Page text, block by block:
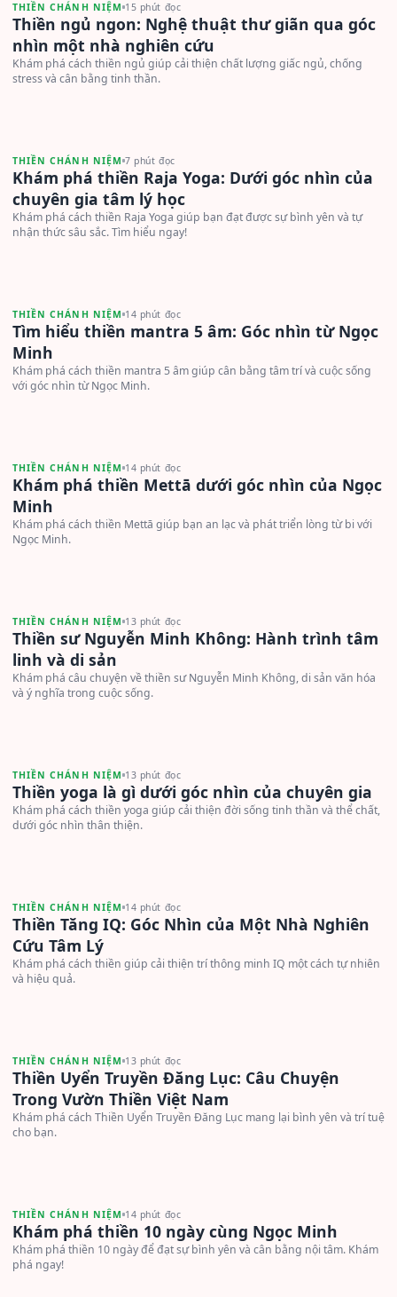
THIỀN CHÁNH NIỆM 15 phút đọc
Thiền ngủ ngon: Nghệ thuật thư giãn qua góc
nhìn một nhà nghiên cứu
Khám phá cách thiền ngủ giúp cải thiện chất lượng giấc ngủ, chống
stress và cân bằng tinh thần.
THIỀN CHÁNH NIỆM 7 phút đọc
Khám phá thiền Raja Yoga: Dưới góc nhìn của
chuyên gia tâm lý học
Khám phá cách thiền Raja Yoga giúp bạn đạt được sự bình yên và tự
nhận thức sâu sắc. Tìm hiểu ngay!
THIỀN CHÁNH NIỆM 14 phút đọc
Tìm hiểu thiền mantra 5 âm: Góc nhìn từ Ngọc
Minh
Khám phá cách thiền mantra 5 âm giúp cân bằng tâm trí và cuộc sống
với góc nhìn từ Ngọc Minh.
THIỀN CHÁNH NIỆM 14 phút đọc
Khám phá thiền Mettā dưới góc nhìn của Ngọc
Minh
Khám phá cách thiền Mettā giúp bạn an lạc và phát triển lòng từ bi với
Ngọc Minh.
THIỀN CHÁNH NIỆM 13 phút đọc
Thiền sư Nguyễn Minh Không: Hành trình tâm
linh và di sản
Khám phá câu chuyện về thiền sư Nguyễn Minh Không, di sản văn hóa
và ý nghĩa trong cuộc sống.
THIỀN CHÁNH NIỆM 13 phút đọc
Thiền yoga là gì dưới góc nhìn của chuyên gia
Khám phá cách thiền yoga giúp cải thiện đời sống tinh thần và thể chất,
dưới góc nhìn thân thiện.
THIỀN CHÁNH NIỆM 14 phút đọc
Thiền Tăng IQ: Góc Nhìn của Một Nhà Nghiên
Cứu Tâm Lý
Khám phá cách thiền giúp cải thiện trí thông minh IQ một cách tự nhiên
và hiệu quả.
THIỀN CHÁNH NIỆM 13 phút đọc
Thiền Uyển Truyền Đăng Lục: Câu Chuyện
Trong Vườn Thiền Việt Nam
Khám phá cách Thiền Uyển Truyền Đăng Lục mang lại bình yên và trí tuệ
cho bạn.
THIỀN CHÁNH NIỆM 14 phút đọc
Khám phá thiền 10 ngày cùng Ngọc Minh
Khám phá thiền 10 ngày để đạt sự bình yên và cân bằng nội tâm. Khám
phá ngay!